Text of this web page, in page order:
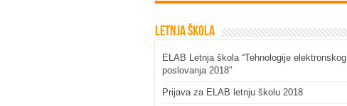
Letnja škola
ELAB Letnja škola “Tehnologije elektronskog
poslovanja 2018″
Prijava za ELAB letnju školu 2018